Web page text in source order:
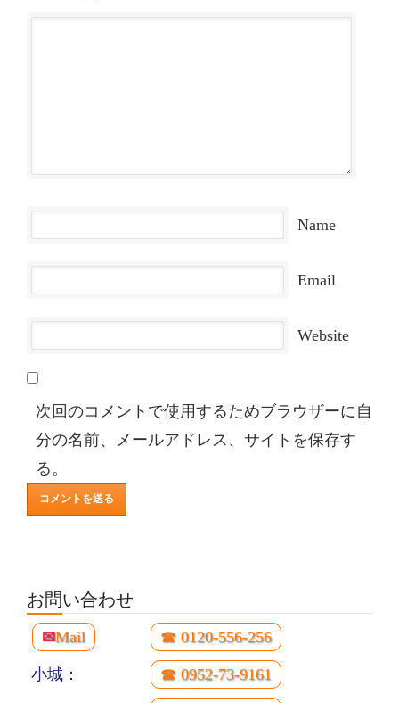
Name
Email
Website
次回のコメントで使用するためブラウザーに自
分の名前、メールアドレス、サイトを保存す
る。
お問い合わせ
✉Mail ☎ 0120-556-256
小城： ☎ 0952-73-9161